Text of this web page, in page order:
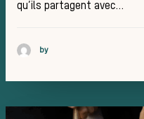
qu’ils partagent avec…
by